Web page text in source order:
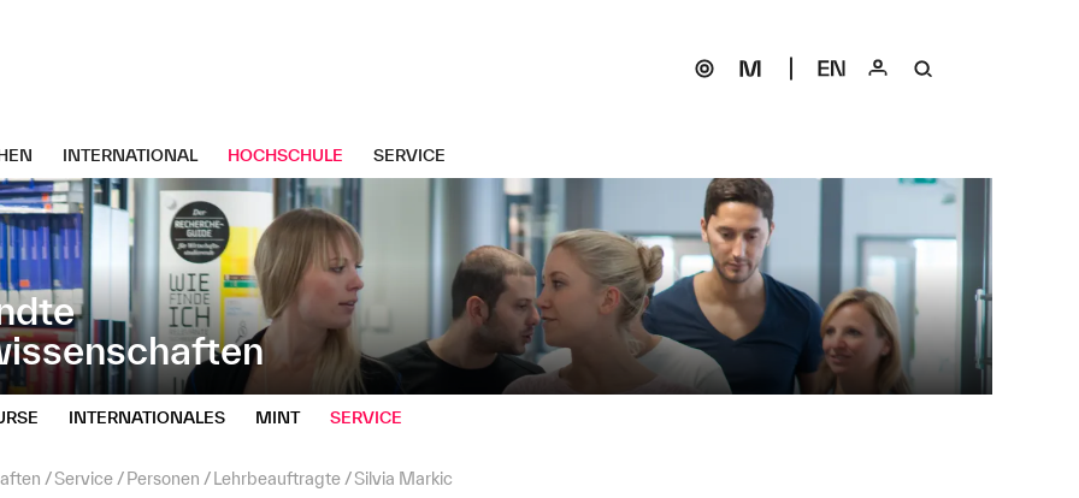
INTERNATIONAL HOCHSCHULE SERVICE
INTERNATIONALES MINT SERVICE
Service Personen Lehrbeauftragte Silvia Markic